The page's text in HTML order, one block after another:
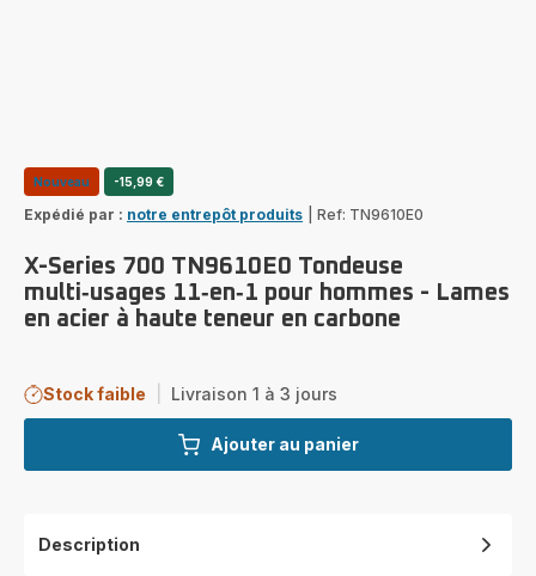
Nouveau -15,99 €
Expédié par : notre entrepôt produits Ref: TN9610E0
X-Series 700 TN9610E0 Tondeuse
multi‑usages 11‑en‑1 pour hommes - Lames
en acier à haute teneur en carbone
Stock faible Livraison 1 à 3 jours
Ajouter au panier
Description